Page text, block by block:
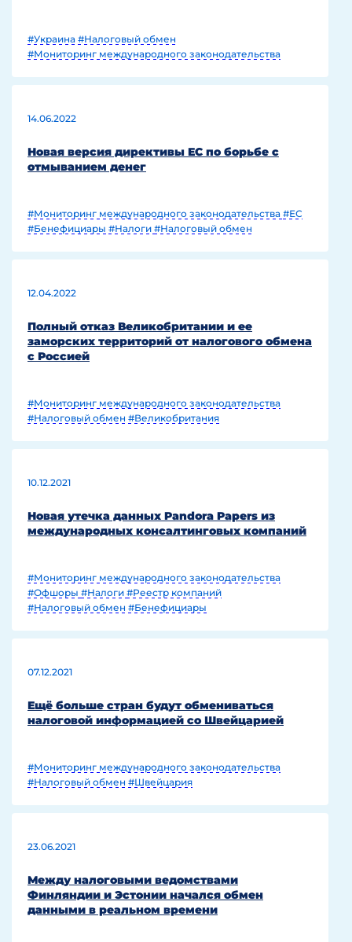
#Украина #Налоговый обмен
#Мониторинг международного законодательства
14.06.2022
Новая версия директивы ЕС по борьбе с
отмыванием денег
#Мониторинг международного законодательства #ЕС
#Бенефициары #Налоги #Налоговый обмен
12.04.2022
Полный отказ Великобритании и ее
заморских территорий от налогового обмена
с Россией
#Мониторинг международного законодательства
#Налоговый обмен #Великобритания
10.12.2021
Новая утечка данных Pandora Papers из
международных консалтинговых компаний
#Мониторинг международного законодательства
#Офшоры #Налоги #Реестр компаний
#Налоговый обмен #Бенефициары
07.12.2021
Ещё больше стран будут обмениваться
налоговой информацией со Швейцарией
#Мониторинг международного законодательства
#Налоговый обмен #Швейцария
23.06.2021
Между налоговыми ведомствами
Финляндии и Эстонии начался обмен
данными в реальном времени